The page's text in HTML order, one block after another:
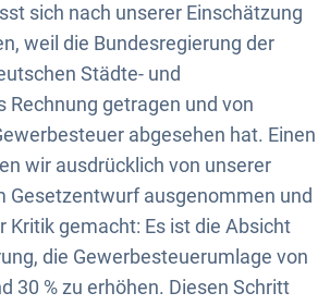
sich nach unserer Einschätzung
weil die Bundesregierung der
Städte- und
Rechnung getragen und von
abgesehen hat. Einen
wir ausdrücklich von unserer
Gesetzentwurf ausgenommen und
Kritik gemacht: Es ist die Absicht
die Gewerbesteuerumlage von
30 % zu erhöhen. Diesen Schritt